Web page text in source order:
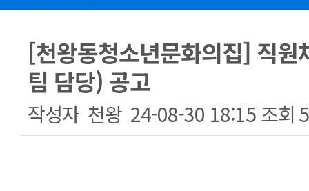
[천왕동청소년문화의집] 직원
팀 담당) 공고
작성자 천왕 24-08-30 18:15 조회